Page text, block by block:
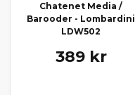
Chatenet Media /
Barooder - Lombardini
LDW502
389 kr